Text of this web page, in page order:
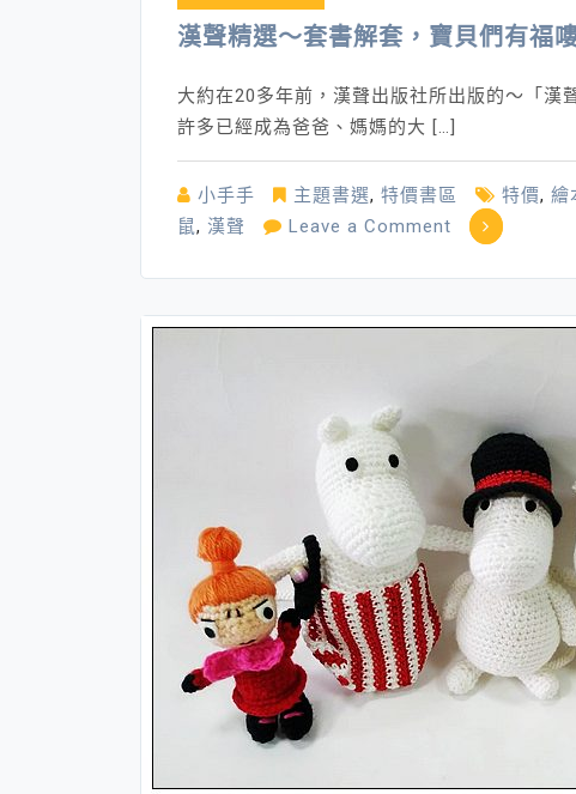
漢聲精選～套書解套，寶貝們有福嘍
大約在20多年前，漢聲出版社所出版的～「漢
許多已經成為爸爸、媽媽的大 […]
小手手 主題書選, 特價書區 特價, 繪
鼠, 漢聲 Leave a Comment on
精
套
套，
寶
貝
們
有
福
嘍！